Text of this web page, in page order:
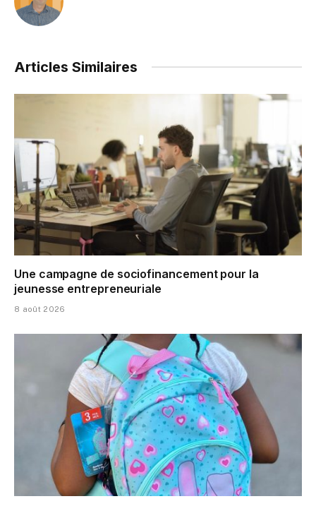
Articles Similaires
Une campagne de sociofinancement pour la
jeunesse entrepreneuriale
8 août 2026